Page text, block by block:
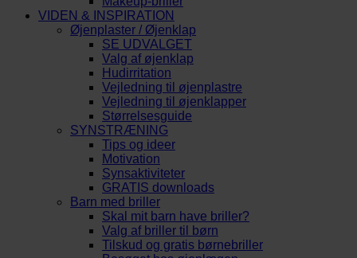
VIDEN & INSPIRATION
Øjenplaster / Øjenklap
SE UDVALGET
Valg af øjenklap
Hudirritation
Vejledning til øjenplastre
Vejledning til øjenklapper
Størrelsesguide
SYNSTRÆNING
Tips og ideer
Motivation
Synsaktiviteter
GRATIS downloads
Barn med briller
Skal mit barn have briller?
Valg af briller til børn
Tilskud og gratis børnebriller